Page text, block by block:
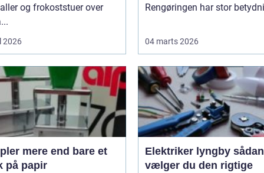
og frokoststuer over
2026
Rengøringen har stor
04 marts 2026
bare et
på papir
Elektriker lyngby sådan
vælger du den rigtige